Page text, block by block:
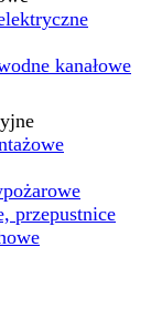
kanałowe
przepustnice